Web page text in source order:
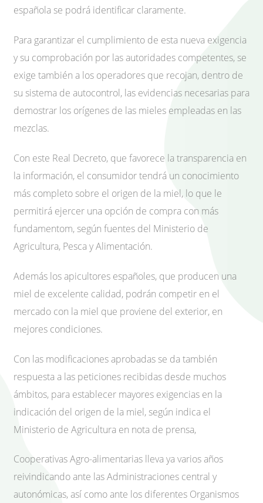
española se podrá identificar claramente.
Para garantizar el cumplimiento de esta nueva exigencia
y su comprobación por las autoridades competentes, se
exige también a los operadores que recojan, dentro de
su sistema de autocontrol, las evidencias necesarias para
demostrar los orígenes de las mieles empleadas en las
mezclas.
Con este Real Decreto, que favorece la transparencia en
la información, el consumidor tendrá un conocimiento
más completo sobre el origen de la miel, lo que le
permitirá ejercer una opción de compra con más
fundamentom, según fuentes del Ministerio de
Agricultura, Pesca y Alimentación.
Además los apicultores españoles, que producen una
miel de excelente calidad, podrán competir en el
mercado con la miel que proviene del exterior, en
mejores condiciones.
Con las modificaciones aprobadas se da también
respuesta a las peticiones recibidas desde muchos
ámbitos, para establecer mayores exigencias en la
indicación del origen de la miel, según indica el
Ministerio de Agricultura en nota de prensa,
Cooperativas Agro-alimentarias lleva ya varios años
reivindicando ante las Administraciones central y
autonómicas, así como ante los diferentes Organismos